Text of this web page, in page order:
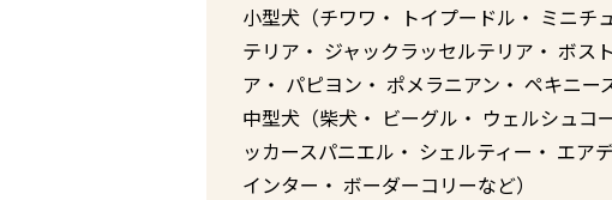
小型犬（チワワ・ トイプードル・ ミニチ
テリア・ ジャックラッセルテリア・ ボス
ア・ パピヨン・ ポメラニアン・ ペキニー
中型犬（柴犬・ ビーグル・ ウェルシュコ
ッカースパニエル・ シェルティー・ エア
インター・ ボーダーコリーなど）